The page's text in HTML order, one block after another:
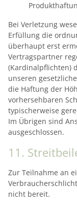
Bei Verletzung
Erfüllung die
überhaupt erst
Vertragspartner
(Kardinalpflichten)
unseren
die Haftung der
vorhersehbaren
typischerweise
Im Übrigen sind
ausgeschlossen.
11.
Zur Teilnahme an
nicht bereit.